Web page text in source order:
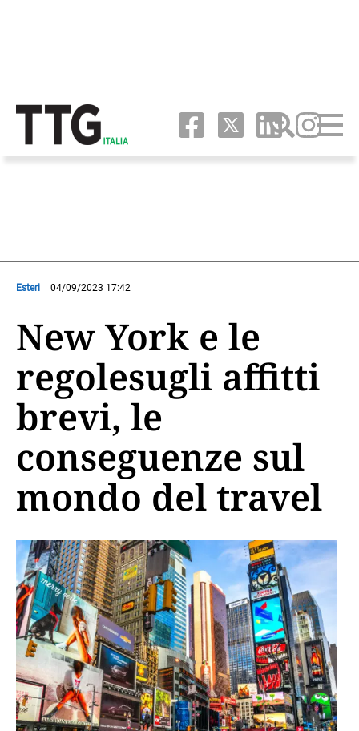
Esteri 04/09/2023 17:42
New York e le
regolesugli affitti
brevi, le
conseguenze sul
mondo del travel